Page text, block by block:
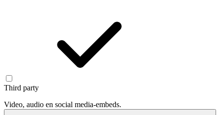
Third party
Video, audio en social media-embeds.